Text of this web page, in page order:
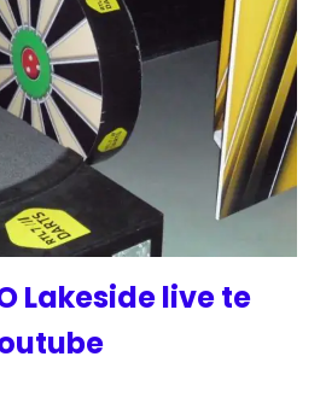
Lakeside live te